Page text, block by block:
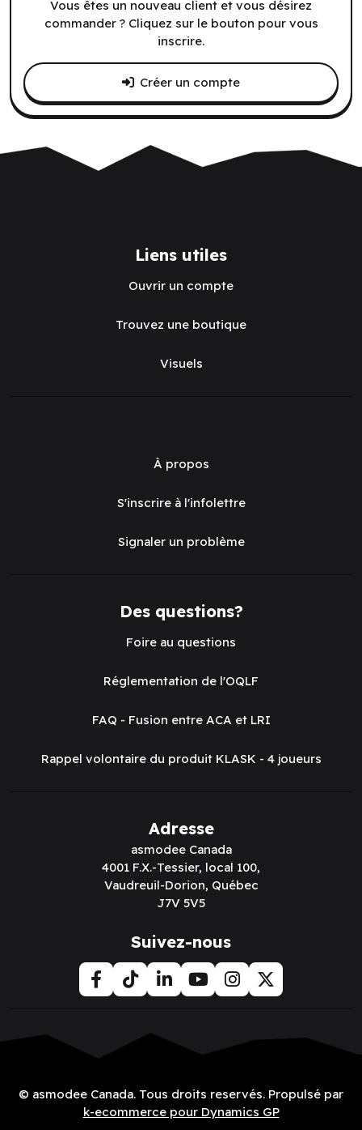
Vous êtes un nouveau client et vous désirez
commander ? Cliquez sur le bouton pour vous
inscrire.
Créer un compte
Liens utiles
Ouvrir un compte
Trouvez une boutique
Visuels
À propos
S'inscrire à l'infolettre
Signaler un problème
Des questions?
Foire au questions
Réglementation de l'OQLF
FAQ - Fusion entre ACA et LRI
Rappel volontaire du produit KLASK - 4 joueurs
Adresse
asmodee Canada
4001 F.X.-Tessier, local 100,
Vaudreuil-Dorion, Québec
J7V 5V5
Suivez-nous
© asmodee Canada. Tous droits reservés. Propulsé par
k-ecommerce pour Dynamics GP